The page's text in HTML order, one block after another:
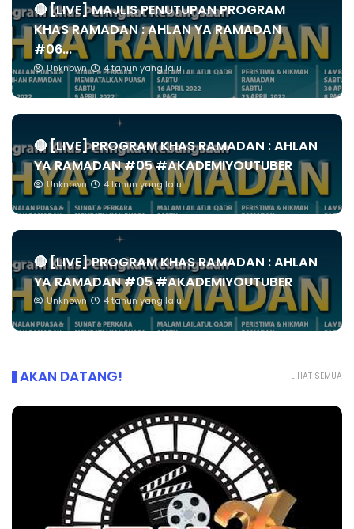
🔴 [LIVE] MAJLIS PENUTUPAN PROGRAM
KHAS RAMADAN : AHLAN YA RAMADAN
#06...
Unknown 4 tahun yang lalu
🔴 [LIVE] PROGRAM KHAS RAMADAN : AHLAN
YA RAMADAN #05 #AKADEMIYOUTUBER
Unknown 4 tahun yang lalu
🔴 [LIVE] PROGRAM KHAS RAMADAN : AHLAN
YA RAMADAN #05 #AKADEMIYOUTUBER
Unknown 4 tahun yang lalu
LIHAT SEMUA
AKAN DATANG!